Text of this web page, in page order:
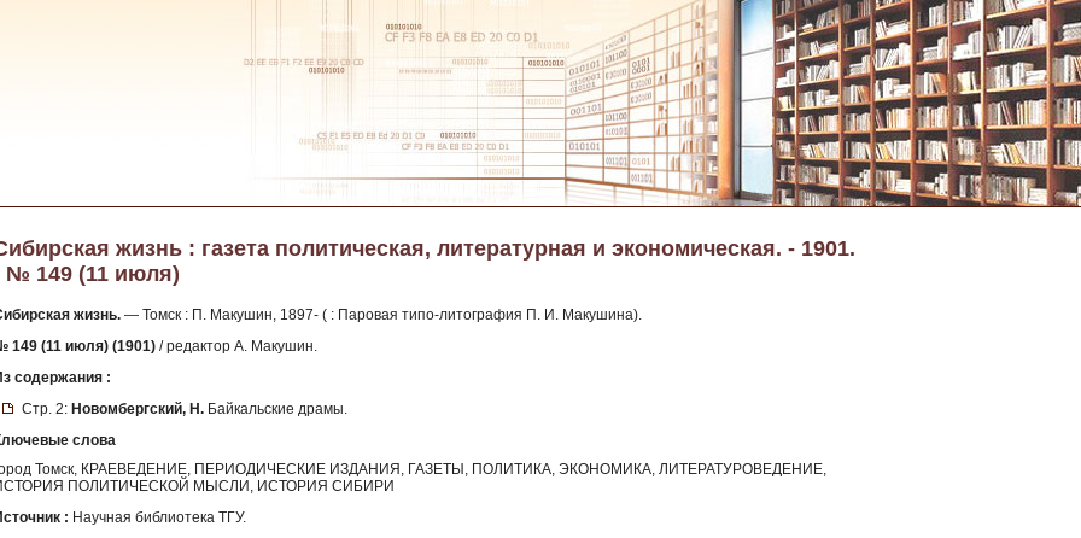
жизнь : газета политическая, литературная и экономическая. - 1901.
№ 149 (11 июля)
жизнь. — Томск : П. Макушин, 1897- ( : Паровая типо-литография П. И. Макушина).
149 (11 июля) (1901) / редактор А. Макушин.
содержания :
Стр. 2: Новомбергский, Н. Байкальские драмы.
слова
Томск, КРАЕВЕДЕНИЕ, ПЕРИОДИЧЕСКИЕ ИЗДАНИЯ, ГАЗЕТЫ, ПОЛИТИКА, ЭКОНОМИКА, ЛИТЕРАТУРОВЕДЕНИЕ,
ПОЛИТИЧЕСКОЙ МЫСЛИ, ИСТОРИЯ СИБИРИ
: Научная библиотека ТГУ.